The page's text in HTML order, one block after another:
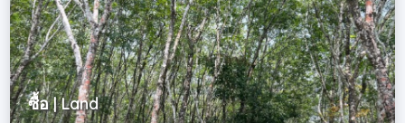
ซื้อ | Land